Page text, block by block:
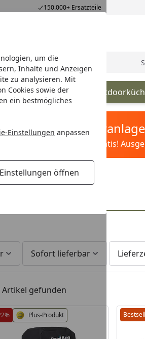
um die
Inhalte und Anzeigen
zu analysieren. Mit
Cookies sowie der
ein bestmögliches
Einstellungen anpassen
öffnen
150.000+ Ersatzteile
Suche
Pelletgrills Broil King
gratis
Paket: Filter&Pflege gratis!
Abdeckhauben
Sofort lieferbar
Artikel gefunden
Plus-Produkt